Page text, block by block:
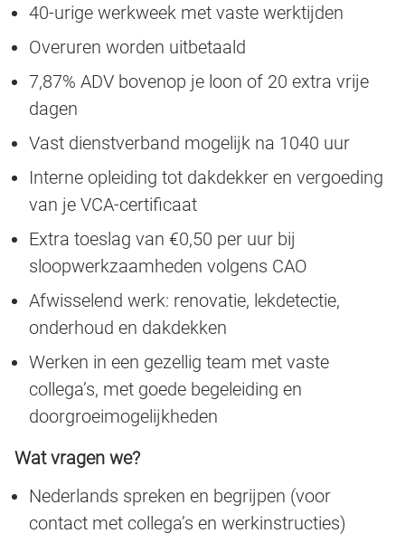
40-urige werkweek met vaste werktijden
Overuren worden uitbetaald
7,87% ADV bovenop je loon of 20 extra vrije
dagen
Vast dienstverband mogelijk na 1040 uur
Interne opleiding tot dakdekker en vergoeding
van je VCA-certificaat
Extra toeslag van €0,50 per uur bij
sloopwerkzaamheden volgens CAO
Afwisselend werk: renovatie, lekdetectie,
onderhoud en dakdekken
Werken in een gezellig team met vaste
collega’s, met goede begeleiding en
doorgroeimogelijkheden
Wat vragen we?
Nederlands spreken en begrijpen (voor
contact met collega’s en werkinstructies)